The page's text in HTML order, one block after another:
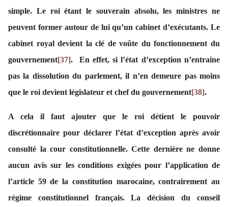
simple. Le roi étant le souverain absolu, les ministres ne
peuvent former autour de lui qu’un cabinet d’exécutants. Le
cabinet royal devient la clé de voûte du fonctionnement du
gouvernement[37]. En effet, si l’état d’exception n’entraine
pas la dissolution du parlement, il n’en demeure pas moins
que le roi devient législateur et chef du gouvernement[38].
A cela il faut ajouter que le roi détient le pouvoir
discrétionnaire pour déclarer l’état d’exception après avoir
consulté la cour constitutionnelle. Cette dernière ne donne
aucun avis sur les conditions exigées pour l’application de
l’article 59 de la constitution marocaine, contrairement au
régime constitutionnel français. La décision du conseil